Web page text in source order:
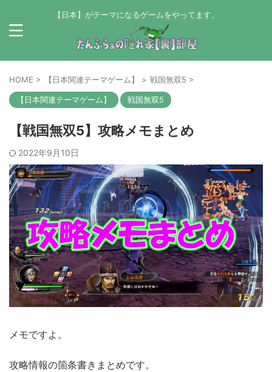
【日本】がテーマになるゲームをやってます。
HOME > 【日本関連テーマゲーム】 > 戦国無双5 >
【日本関連テーマゲーム】 戦国無双5
【戦国無双5】攻略メモまとめ
2022年9月10日
メモですよ。
攻略情報の箇条書きまとめです。